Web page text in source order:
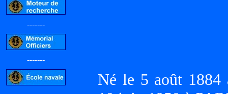
-------
-------
Né le 5 août